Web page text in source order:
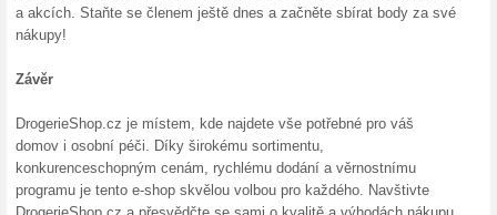
drogerií, DrogerieShop.cz
historií plnou rodinných